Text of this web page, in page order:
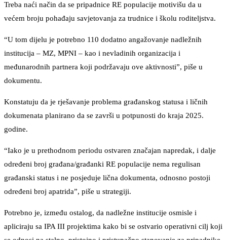
Treba naći način da se pripadnice RE populacije motivišu da u
većem broju pohađaju savjetovanja za trudnice i školu roditeljstva.
“U tom dijelu je potrebno 110 dodatno angažovanje nadležnih
institucija – MZ, MPNI – kao i nevladinih organizacija i
međunarodnih partnera koji podržavaju ove aktivnosti”, piše u
dokumentu.
Konstatuju da je rješavanje problema građanskog statusa i ličnih
dokumenata planirano da se završi u potpunosti do kraja 2025.
godine.
“Iako je u prethodnom periodu ostvaren značajan napredak, i dalje
određeni broj građana/građanki RE populacije nema regulisan
građanski status i ne posjeduje lična dokumenta, odnosno postoji
određeni broj apatrida”, piše u strategiji.
Potrebno je, između ostalog, da nadležne institucije osmisle i
apliciraju sa IPA III projektima kako bi se ostvario operativni cilj koji